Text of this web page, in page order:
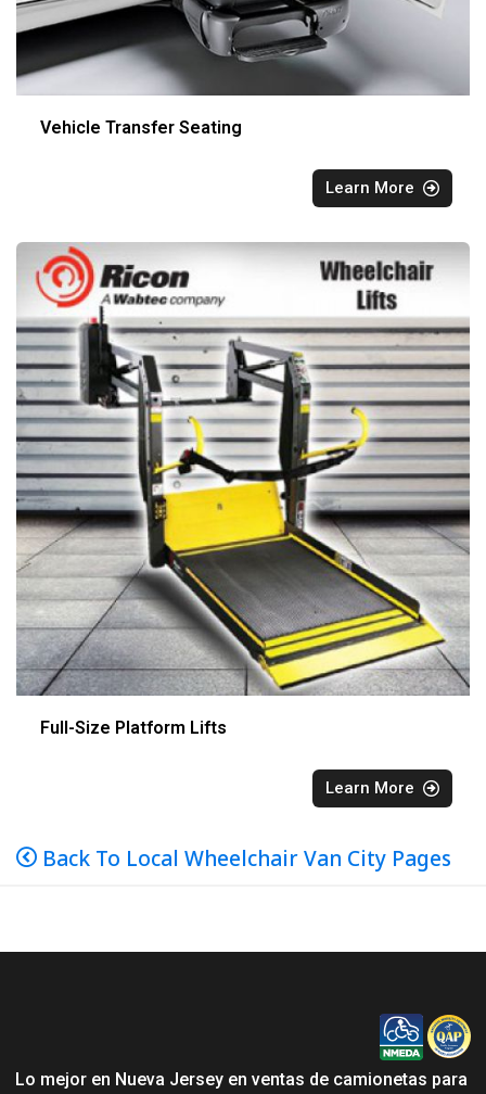
Vehicle Transfer Seating
Learn More
Full-Size Platform Lifts
Learn More
Back To Local Wheelchair Van City Pages
Lo mejor en Nueva Jersey en ventas de camionetas para